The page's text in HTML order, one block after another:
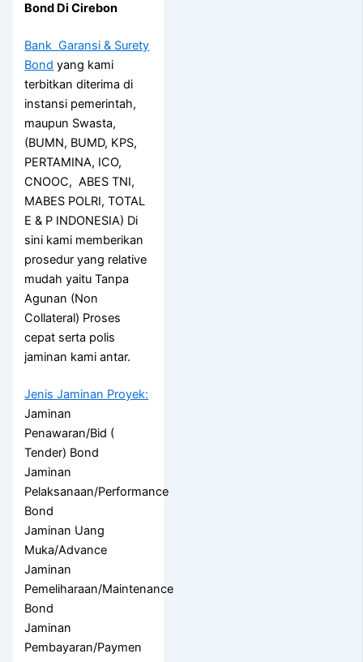
Bond Di Cirebon
Bank Garansi & Surety
Bond yang kami
terbitkan diterima di
instansi pemerintah,
maupun Swasta,
(BUMN, BUMD, KPS,
PERTAMINA, ICO,
CNOOC, ABES TNI,
MABES POLRI, TOTAL
E & P INDONESIA) Di
sini kami memberikan
prosedur yang relative
mudah yaitu Tanpa
Agunan (Non
Collateral) Proses
cepat serta polis
jaminan kami antar.
Jenis Jaminan Proyek:
Jaminan
Penawaran/Bid (
Tender) Bond
Jaminan
Pelaksanaan/Performance
Bond
Jaminan Uang
Muka/Advance
Jaminan
Pemeliharaan/Maintenance
Bond
Jaminan
Pembayaran/Paymen